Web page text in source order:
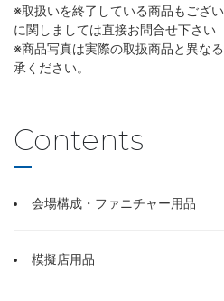
※取扱いを終了している商品もござ
に関しましては直接お問合せ下さい
※商品写真は実際の取扱商品と異な
承ください。
Contents
会場構成・ファニチャー用品
模擬店用品